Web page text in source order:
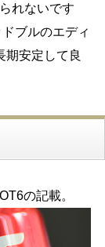
れないです
ブルのエディ
期安定して良
の記載。